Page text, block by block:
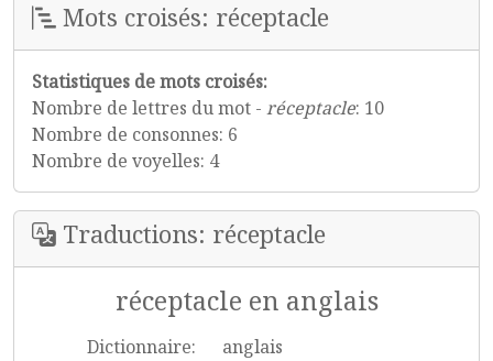
Mots croisés: réceptacle
Statistiques de mots croisés:
Nombre de lettres du mot - réceptacle: 10
Nombre de consonnes: 6
Nombre de voyelles: 4
Traductions: réceptacle
réceptacle en anglais
Dictionnaire:
anglais